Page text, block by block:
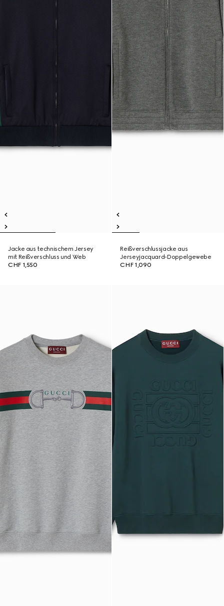
Jacke aus technischem Jersey
mit Reißverschluss und Web
CHF 1,550
Reißverschlussjacke aus
Jerseyjacquard-Doppelgewebe
CHF 1,090